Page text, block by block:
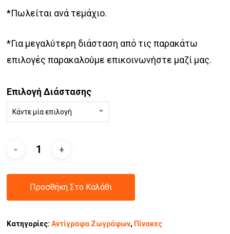
*Πωλείται ανά τεμάχιο.
*Για μεγαλύτερη διάσταση από τις παρακάτω
επιλογές παρακαλούμε επικοινωνήστε μαζί μας.
Επιλογή Διάστασης
Κάντε μία επιλογή
Προσθήκη Στο Καλάθι
Κατηγορίες:Αντίγραφα Ζωγράφων, Πίνακες